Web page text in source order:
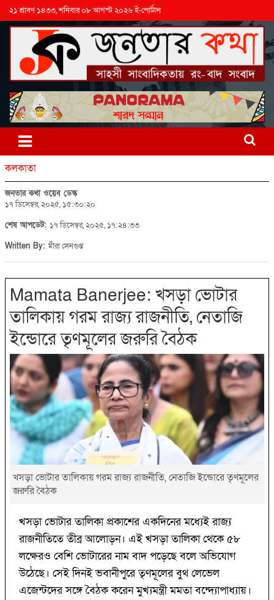
২১ শ্রাবণ ১৪৩৩, শনিবার ০৮ আগস্ট ২০২৬ ই-পোর্টাল
কলকাতা
জনতার কথা ওয়েব ডেস্ক
১৭ ডিসেম্বর, ২০২৫, ১৫:৩০:২০
শেষ আপডেট: ১৭ ডিসেম্বর, ২০২৫, ১৭:২৪:৩৩
Written By:মীরা সেনগুপ্ত
Mamata Banerjee: খসড়া ভোটার
তালিকায় গরম রাজ্য রাজনীতি, নেতাজি
ইন্ডোরে তৃণমূলের জরুরি বৈঠক
খসড়া ভোটার তালিকায় গরম রাজ্য রাজনীতি, নেতাজি ইন্ডোরে তৃণমূলের
জরুরি বৈঠক
খসড়া ভোটার তালিকা প্রকাশের একদিনের মধ্যেই রাজ্য
রাজনীতিতে তীব্র আলোড়ন। এই খসড়া তালিকা থেকে ৫৮
লক্ষেরও বেশি ভোটারের নাম বাদ পড়েছে বলে অভিযোগ
উঠেছে। সেই দিনই ভবানীপুরে তৃণমূলের বুথ লেভেল
এজেন্টদের সঙ্গে বৈঠক করেন মুখ্যমন্ত্রী মমতা বন্দ্যোপাধ্যায়।